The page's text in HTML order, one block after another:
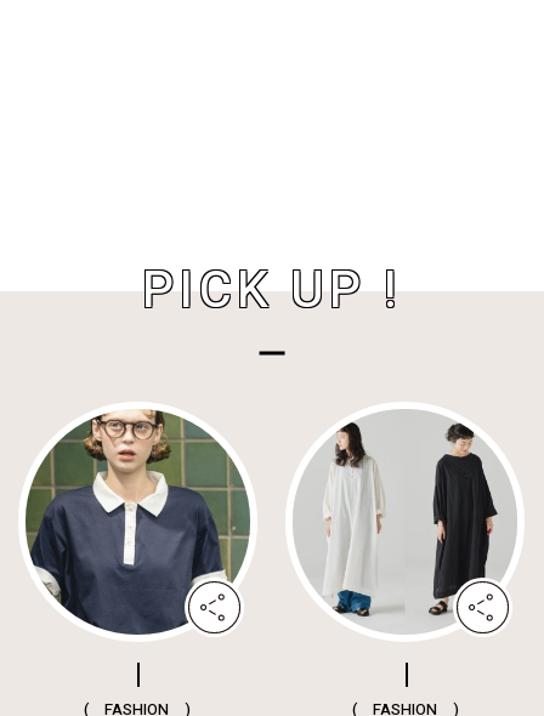
PICK UP !
( FASHION ) ( FASHION )